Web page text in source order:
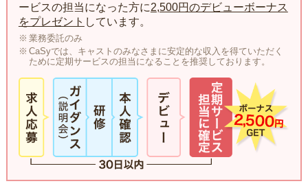
ービスの担当になった方に2,500円のデビューボーナス
をプレゼント しています。
業務委託のみ
CaSyでは、キャストのみなさまに安定的な収入を得ていただく
ために定期サービスの担当になることを推奨しております。